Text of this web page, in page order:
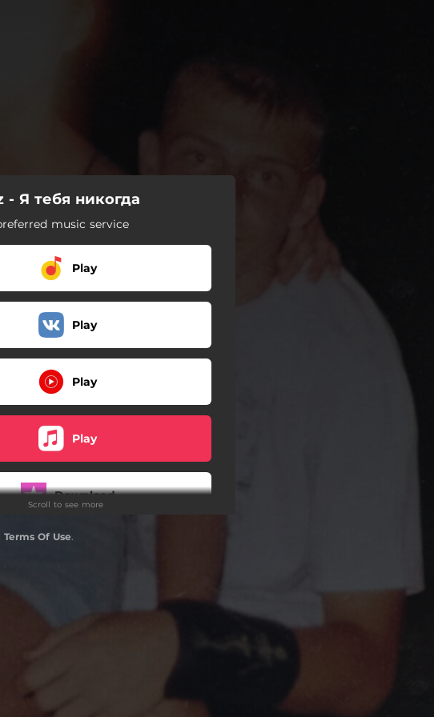
- Я тебя никогда
music service
Play
Play
Play
Play
Download
Scroll to see more
Terms Of Use.